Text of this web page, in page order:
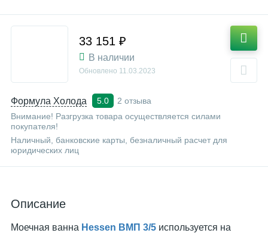
Формула Холода 5.0
2 отзыва
Внимание! Разгрузка товара осуществляется силами
покупателя!
Наличный, банковские карты, безналичный расчет для
юридических лиц
33 151 ₽
В наличии
Обновлено 11.03.2023
Описание
Моечная ванна Hessen ВМП 3/5 используется на